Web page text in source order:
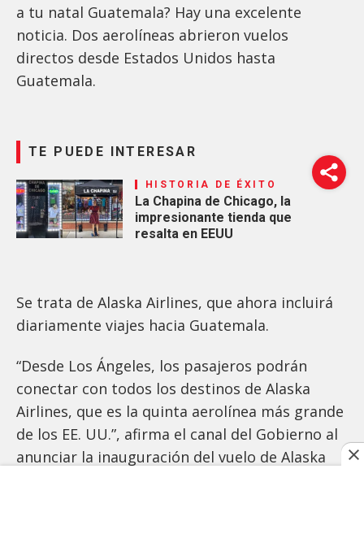
a tu natal Guatemala? Hay una excelente
noticia. Dos aerolíneas abrieron vuelos
directos desde Estados Unidos hasta
Guatemala.
TE PUEDE INTERESAR
HISTORIA DE ÉXITO
La Chapina de Chicago, la
impresionante tienda que
resalta en EEUU
Se trata de Alaska Airlines, que ahora incluirá
diariamente viajes hacia Guatemala.
“Desde Los Ángeles, los pasajeros podrán
conectar con todos los destinos de Alaska
Airlines, que es la quinta aerolínea más grande
de los EE. UU.”, afirma el canal del Gobierno al
anunciar la inauguración del vuelo de Alaska